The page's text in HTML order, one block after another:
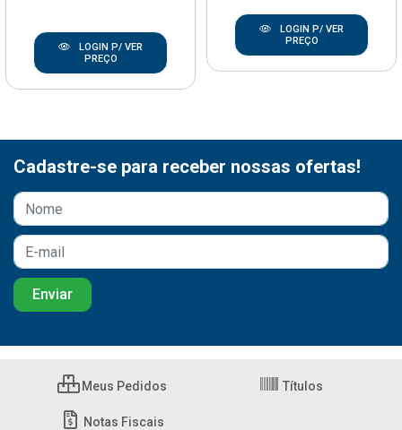
LOGIN P/ VER
PREÇO
LOGIN P/ VER
PREÇO
Cadastre-se para receber nossas ofertas!
Meus Pedidos Títulos
Notas Fiscais